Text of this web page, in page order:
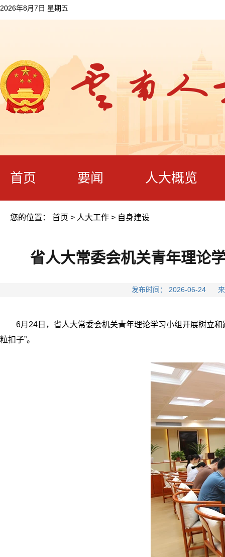
2026年8月7日 星期五
首页 要闻 人大概览
您的位置： 首页 > 人大工作 > 自身建设
省人大常委会机关青年理论
发布时间： 2026-06-24
6月24日，省人大常委会机关青年理论学习小组开展树立
粒扣子”。